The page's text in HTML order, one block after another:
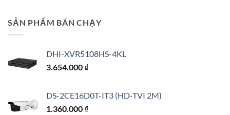
SẢN PHẨM BÁN CHẠY
DHI-XVR5108HS-4KL
3.654.000 ₫
DS-2CE16D0T-IT3 (HD-TVI 2M)
1.360.000 ₫